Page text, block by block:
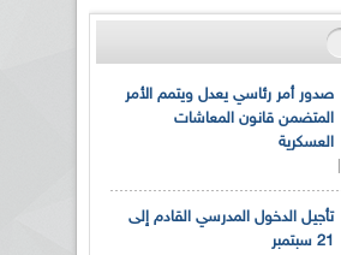
صدور أمر رئاسي يعدل ويتمم الأمر
المتضمن قانون المعاشات
العسكرية
تأجيل الدخول المدرسي القادم إلى
21 سبتمبر